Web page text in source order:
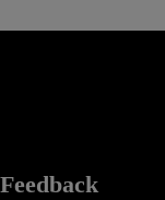
Feedback